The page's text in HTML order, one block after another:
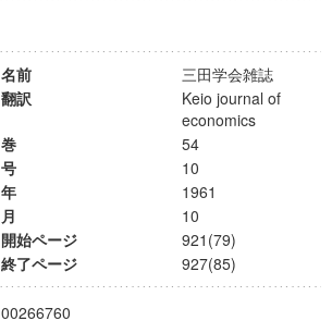
名前
三田学会雑誌
翻訳
Keio journal of
economics
巻
54
号
10
年
1961
月
10
開始ページ
921(79)
終了ページ
927(85)
00266760